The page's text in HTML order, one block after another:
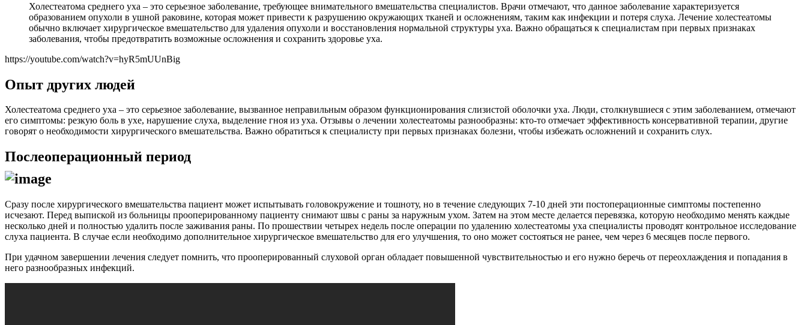
Холестеатома среднего уха – это серьезное заболевание, требующее внимательного вмешательства специалистов. Врачи отмечают, что данное заболевание характеризуется
образованием опухоли в ушной раковине, которая может привести к разрушению окружающих тканей и осложнениям, таким как инфекции и потеря слуха. Лечение холестеатомы
обычно включает хирургическое вмешательство для удаления опухоли и восстановления нормальной структуры уха. Важно обращаться к специалистам при первых признаках
заболевания, чтобы предотвратить возможные осложнения и сохранить здоровье уха.
https://youtube.com/watch?v=hyR5mUUnBig
Опыт других людей
Холестеатома среднего уха – это серьезное заболевание, вызванное неправильным образом функционирования слизистой оболочки уха. Люди, столкнувшиеся с этим заболеванием, отмечают
его симптомы: резкую боль в ухе, нарушение слуха, выделение гноя из уха. Отзывы о лечении холестеатомы разнообразны: кто-то отмечает эффективность консервативной терапии, другие
говорят о необходимости хирургического вмешательства. Важно обратиться к специалисту при первых признаках болезни, чтобы избежать осложнений и сохранить слух.
Послеоперационный период
Сразу после хирургического вмешательства пациент может испытывать головокружение и тошноту, но в течение следующих 7-10 дней эти постоперационные симптомы постепенно
исчезают. Перед выпиской из больницы прооперированному пациенту снимают швы с раны за наружным ухом. Затем на этом месте делается перевязка, которую необходимо менять каждые
несколько дней и полностью удалить после заживания раны. По прошествии четырех недель после операции по удалению холестеатомы уха специалисты проводят контрольное исследование
слуха пациента. В случае если необходимо дополнительное хирургическое вмешательство для его улучшения, то оно может состояться не ранее, чем через 6 месяцев после первого.
При удачном завершении лечения следует помнить, что прооперированный слуховой орган обладает повышенной чувствительностью и его нужно беречь от переохлаждения и попадания в
него разнообразных инфекций.